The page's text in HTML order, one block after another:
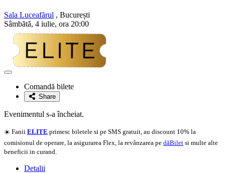
Sala Luceafărul , București
Sâmbătă, 4 iulie, ora 20:00
Adaugă
favoriteComandă bilete
Share
Evenimentul s-a încheiat.
☀️ Fanii ELITE primesc biletele si pe SMS gratuit, au discount 10% la
comisionul de operare, la asigurarea Flex, la revânzarea pe dăBilet si multe alte
beneficii in curand.
Detalii